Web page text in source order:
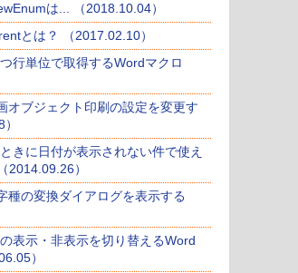
は... （2018.10.04）
とは？ （2017.02.10）
行単位で取得するWordマクロ
オブジェクト印刷の設定を変更す
きに日付が表示されない件で使え
2014.09.26）
種の変換ダイアログを表示する
表示・非表示を切り替えるWord
）